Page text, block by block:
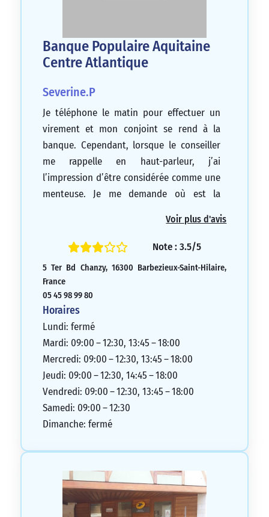
Banque Populaire Aquitaine
Centre Atlantique
Severine.P
Je téléphone le matin pour effectuer un
virement et mon conjoint se rend à la
banque. Cependant, lorsque le conseiller
me rappelle en haut-parleur, j’ai
l’impression d’être considérée comme une
menteuse. Je me demande où est la
2/5
Voir plus d'avis
Note : 3.5/5
5 Ter Bd Chanzy, 16300 Barbezieux-Saint-Hilaire,
France
05 45 98 99 80
Horaires
Lundi: fermé
Mardi: 09:00 – 12:30, 13:45 – 18:00
Mercredi: 09:00 – 12:30, 13:45 – 18:00
Jeudi: 09:00 – 12:30, 14:45 – 18:00
Vendredi: 09:00 – 12:30, 13:45 – 18:00
Samedi: 09:00 – 12:30
Dimanche: fermé